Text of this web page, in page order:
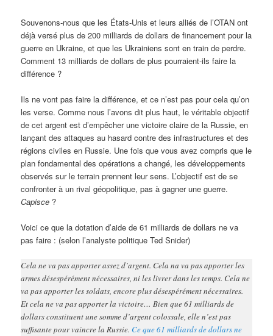
Souvenons-nous que les États-Unis et leurs alliés de l’OTAN ont
déjà versé plus de 200 milliards de dollars de financement pour la
guerre en Ukraine, et que les Ukrainiens sont en train de perdre.
Comment 13 milliards de dollars de plus pourraient-ils faire la
différence ?
Ils ne vont pas faire la différence, et ce n’est pas pour cela qu’on
les verse. Comme nous l’avons dit plus haut, le véritable objectif
de cet argent est d’empêcher une victoire claire de la Russie, en
lançant des attaques au hasard contre des infrastructures et des
régions civiles en Russie. Une fois que vous avez compris que le
plan fondamental des opérations a changé, les développements
observés sur le terrain prennent leur sens. L’objectif est de se
confronter à un rival géopolitique, pas à gagner une guerre.
Capisce ?
Voici ce que la dotation d’aide de 61 milliards de dollars ne va
pas faire : (selon l’analyste politique Ted Snider)
Cela ne va pas apporter assez d’argent. Cela na va pas apporter les
armes désespérément nécessaires, ni les livrer dans les temps. Cela ne
va pas apporter les soldats, encore plus désespérément nécessaires.
Et cela ne va pas apporter la victoire… Bien que 61 milliards de
dollars constituent une somme d’argent colossale, elle n’est pas
suffisante pour vaincre la Russie.Ce que 61 milliards de dollars ne